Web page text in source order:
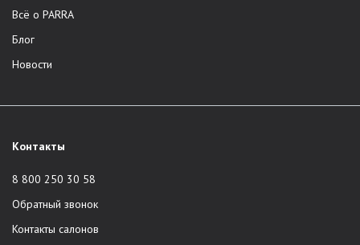
Всё о PARRA
Блог
Новости
Контакты
8 800 250 30 58
Обратный звонок
Контакты салонов